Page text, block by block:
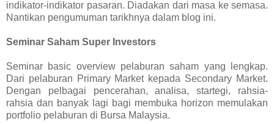
indikator-indikator pasaran. Diadakan dari masa ke semasa.
Nantikan pengumuman tarikhnya dalam blog ini.
Seminar Saham Super Investors
Seminar basic overview pelaburan saham yang lengkap.
Dari pelaburan Primary Market kepada Secondary Market.
Dengan pelbagai pencerahan, analisa, startegi, rahsia-
rahsia dan banyak lagi bagi membuka horizon memulakan
portfolio pelaburan di Bursa Malaysia.